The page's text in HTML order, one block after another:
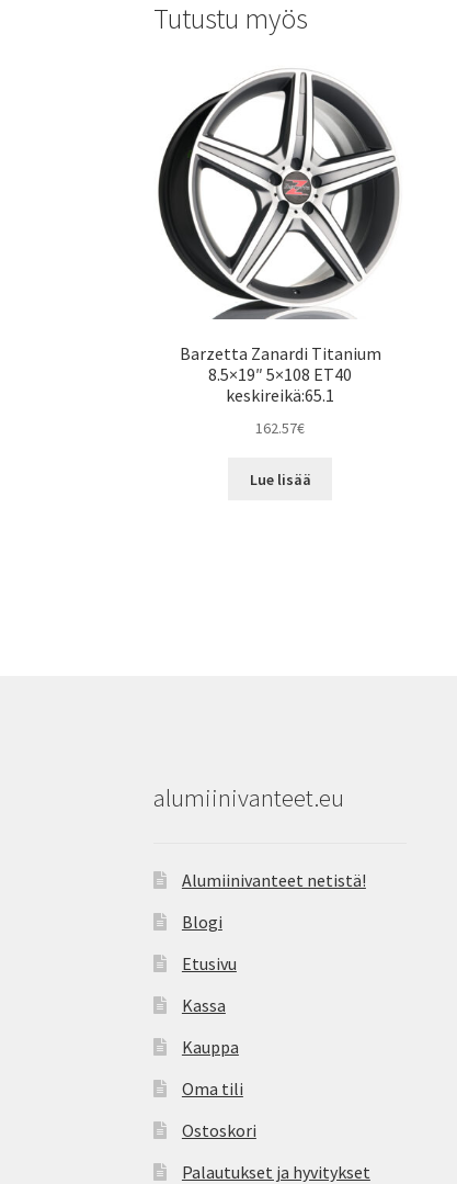
Tutustu myös
Barzetta Zanardi Titanium
8.5×19″ 5×108 ET40
keskireikä:65.1
162.57€
Lue lisää
alumiinivanteet.eu
Alumiinivanteet netistä!
Blogi
Etusivu
Kassa
Kauppa
Oma tili
Ostoskori
Palautukset ja hyvitykset